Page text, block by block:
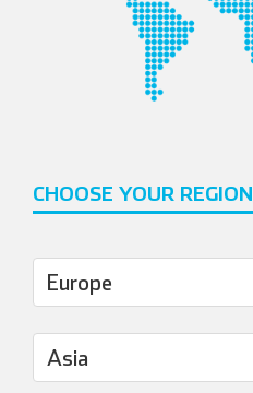
CHOOSE YOUR REGION